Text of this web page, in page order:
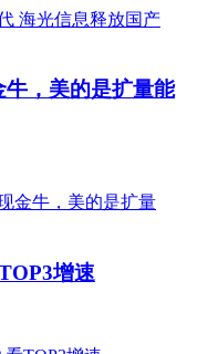
，美的是扩量能
增速